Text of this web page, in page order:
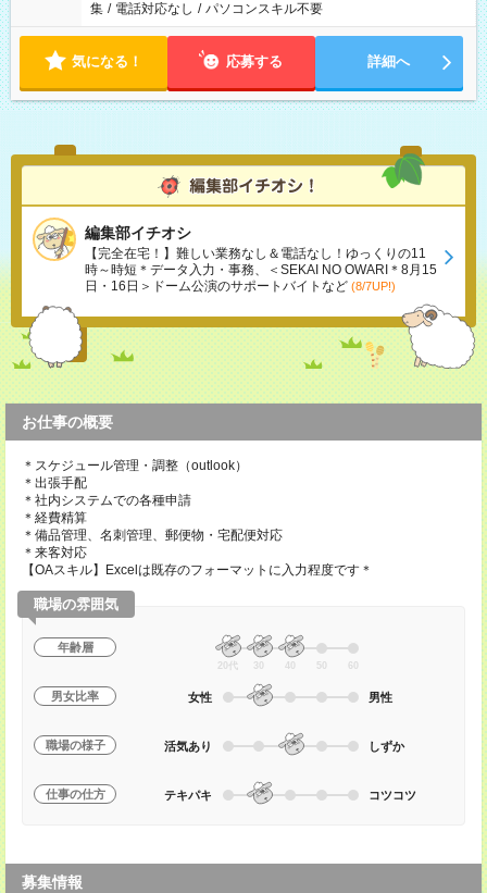
集 / 電話対応なし / パソコンスキル不要
気になる！ 応募する 詳細へ
編集部イチオシ
【完全在宅！】難しい業務なし＆電話なし！ゆっくりの11
時～時短＊データ入力・事務、＜SEKAI NO OWARI＊8月15
日・16日＞ドーム公演のサポートバイトなど (8/7UP!)
お仕事の概要
＊スケジュール管理・調整（outlook）
＊出張手配
＊社内システムでの各種申請
＊経費精算
＊備品管理、名刺管理、郵便物・宅配便対応
＊来客対応
【OAスキル】Excelは既存のフォーマットに入力程度です＊
職場の雰囲気
年齢層
20代 30 40 50 60
男女比率 女性 男性
職場の様子 活気あり しずか
仕事の仕方 テキパキ コツコツ
募集情報